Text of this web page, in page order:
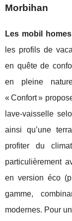
Morbihan
Les mobil
les profils de
en quête de
en pleine
« Confort »
lave-vaisselle
ainsi qu’une
profiter du
particulièrement
en version éco
gamme,
modernes. Pour